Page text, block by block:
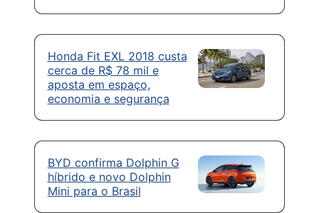
Honda Fit EXL 2018 custa
cerca de R$ 78 mil e
aposta em espaço,
economia e segurança
BYD confirma Dolphin G
híbrido e novo Dolphin
Mini para o Brasil